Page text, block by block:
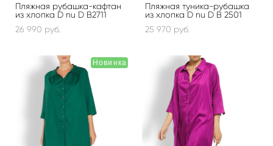
Пляжная рубашка-кафтан
из хлопка D nu D B2711
26 990 pуб.
Пляжная туника-рубашка
из хлопка D nu D B 2501
25 970 pуб.
Новинка